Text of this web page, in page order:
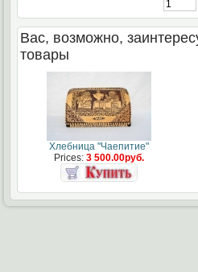
Вас, возможно,
товары
Хлебница "Чаепитие"
Prices: 3 500.00руб.